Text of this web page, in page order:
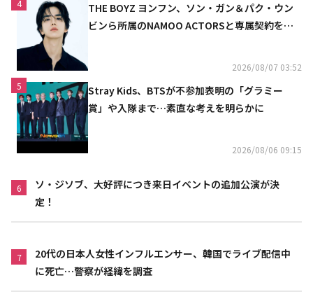
4
THE BOYZ ヨンフン、ソン・ガン＆パク・ウン
ビンら所属のNAMOO ACTORSと専属契約を締
2026/08/07 03:52
5
Stray Kids、BTSが不参加表明の「グラミー
賞」や入隊まで…素直な考えを明らかに
2026/08/06 09:15
6
ソ・ジソブ、大好評につき来日イベントの追加公演が決
定！
7
20代の日本人女性インフルエンサー、韓国でライブ配信中
に死亡…警察が経緯を調査